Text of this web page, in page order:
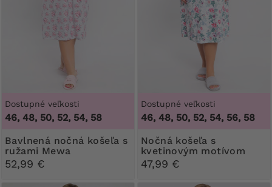
Dostupné veľkosti
46, 48, 50, 52, 54, 58
Bavlnená nočná košeľa s
ružami Mewa
52,99 €
Dostupné veľkosti
46, 48, 50, 52, 54, 56, 58
Nočná košeľa s
kvetinovým motívom
Mewa
47,99 €